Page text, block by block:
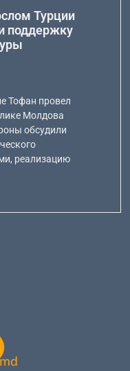
Турции
поддержку
Тофан провел
Молдова
обсудили
реализацию